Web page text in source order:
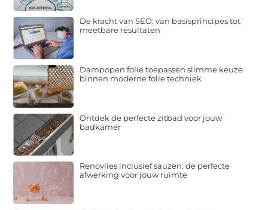
De kracht van SEO: van basisprincipes tot
meetbare resultaten
Dampopen folie toepassen slimme keuze
binnen moderne folie techniek
Ontdek de perfecte zitbad voor jouw
badkamer
Renovlies inclusief sauzen: de perfecte
afwerking voor jouw ruimte